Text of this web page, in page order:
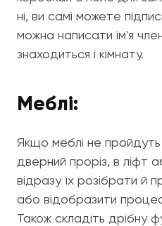
ні, ви самі можете
можна написати ім'я
знаходиться і кімнату.
Меблі:
Якщо меблі не
дверний проріз, в ліфт
відразу їх розібрати й
або відобразити
Також складіть дрібну